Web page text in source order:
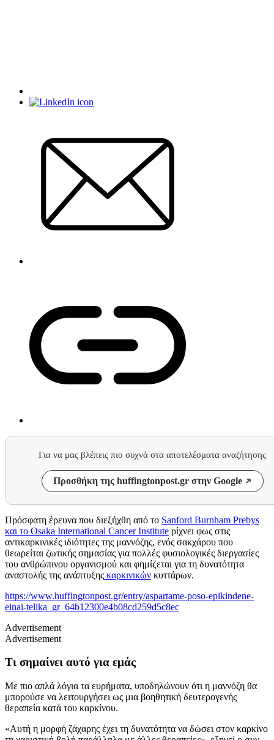
Για να μας βλέπεις πιο συχνά στα αποτελέσματα αναζήτησης
Προσθήκη της huffingtonpost.gr στην Google
Πρόσφατη έρευνα που διεξήχθη από το Sanford Burnham Prebys
και το Osaka International Cancer Institute ρίχνει φως στις
αντικαρκινικές ιδιότητες της μαννόζης, ενός σακχάρου που
θεωρείται ζωτικής σημασίας για πολλές φυσιολογικές διεργασίες
του ανθρώπινου οργανισμού και φημίζεται για τη δυνατότητα
αναστολής της ανάπτυξης καρκινικών κυττάρων.
https://www.huffingtonpost.gr/entry/aspartame-poso-epikindene-
einai-telika_gr_64b12300e4b08cd259d5c8ec
Advertisement
Advertisement
Τι σημαίνει αυτό για εμάς
Με πιο απλά λόγια τα ευρήματα, υποδηλώνουν ότι η μαννόζη θα
μπορούσε να λειτουργήσει ως μια βοηθητική δευτερογενής
θεραπεία κατά του καρκίνου.
«Αυτή η μορφή ζάχαρης έχει τη δυνατότητα να δώσει στον καρκίνο